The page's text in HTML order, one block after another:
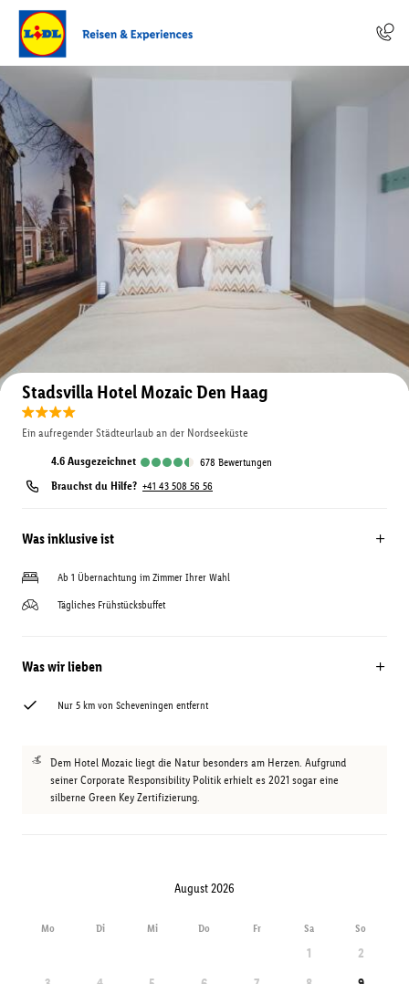
Auf der Karte anzeigen
Stadsvilla Hotel Mozaic Den Haag
Ein aufregender Städteurlaub an der Nordseeküste
4.6 ausgezeichnet 678 Bewertungen
Brauchst du Hilfe? +41 43 508 56 56
Was inklusive ist
Ab 1 Übernachtung im Zimmer Ihrer Wahl
Tägliches Frühstücksbuffet
Was wir lieben
Nur 5 km von Scheveningen entfernt
Dem Hotel Mozaic liegt die Natur besonders am Herzen. Aufgrund
seiner Corporate Responsibility Politik erhielt es 2021 sogar eine
silberne Green Key Zertifizierung.
August 2026
Mo Di Mi Do Fr Sa So
1
2